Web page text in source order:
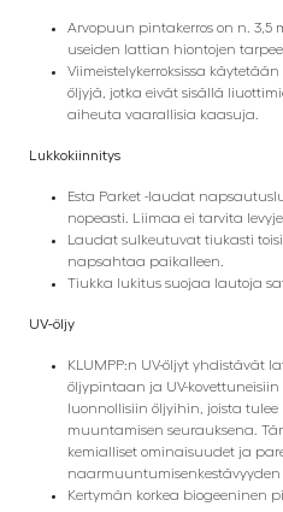
Arvopuun pintakerros on n.
useiden lattian hiontojen
Viimeistelykerroksissa
öljyjä, jotka eivät sisällä
aiheuta vaarallisia kaasuja.
Lukkokiinnitys
Esta Parket -laudat
nopeasti. Liimaa ei tarvita
Laudat sulkeutuvat tiukasti
napsahtaa paikalleen.
Tiukka lukitus suojaa lautoja
UV-öljy
KLUMPP:n UV-öljyt yhdistävät
öljypintaan ja UV-
luonnollisiin öljyihin, joista tulee
muuntamisen seurauksena.
kemialliset ominaisuudet ja
Kertymän korkea biogeeninen